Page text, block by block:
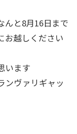
と8月16日まで
お越しください
います
ンヴァリギャッ